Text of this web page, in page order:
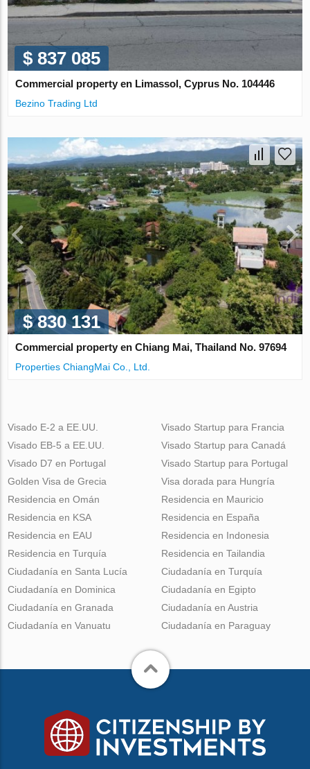
$ 837 085
Commercial property en Limassol, Cyprus No. 104446
Bezino Trading Ltd
$ 830 131
Commercial property en Chiang Mai, Thailand No. 97694
Properties ChiangMai Co., Ltd.
Visado E-2 a EE.UU.
Visado EB-5 a EE.UU.
Visado D7 en Portugal
Golden Visa de Grecia
Visado Startup para Francia
Visado Startup para Canadá
Visado Startup para Portugal
Visa dorada para Hungría
Residencia en Omán
Residencia en KSA
Residencia en EAU
Residencia en Turquía
Residencia en Mauricio
Residencia en España
Residencia en Indonesia
Residencia en Tailandia
Ciudadanía en Santa Lucía
Ciudadanía en Dominica
Ciudadanía en Granada
Ciudadanía en Vanuatu
Ciudadanía en Turquía
Ciudadanía en Egipto
Ciudadanía en Austria
Ciudadanía en Paraguay